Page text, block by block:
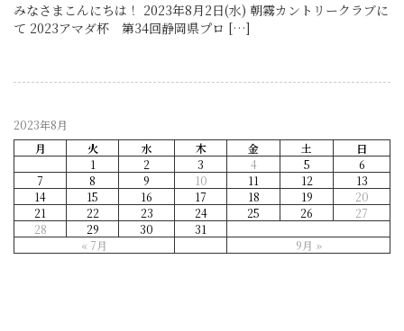
みなさまこんにちは！ 2023年8月2日(水) 朝霧カントリークラブに
て 2023アマダ杯 第34回静岡県プロ […]
2023年8月
月
火 水 木 金 土 日
« 7月 9月 »
1 2 3 4 5
6
7
8 9 10 11 12
13
14
15 16 17 18 19
20
21
22 23 24 25 26
27
28
29 30 31